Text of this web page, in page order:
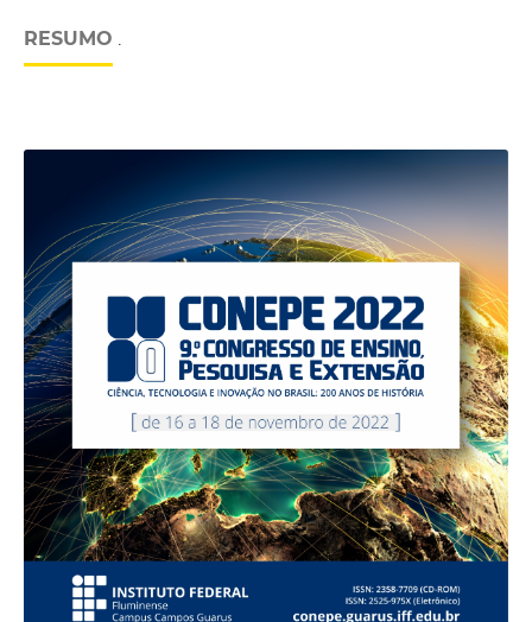
RESUMO .